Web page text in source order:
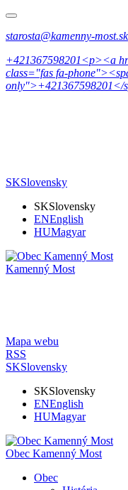
starosta@kamenny-most.sk
+421367598201<p><a
class="fas fa-
SKSlovensky
SKSlovensky
ENEnglish
HUMagyar
Kamenný Most
Mapa webu
RSS
SKSlovensky
SKSlovensky
ENEnglish
HUMagyar
Obec Kamenný Most
Obec